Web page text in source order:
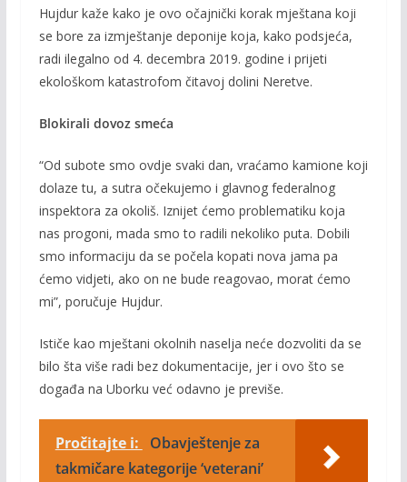
Hujdur kaže kako je ovo očajnički korak mještana koji
se bore za izmještanje deponije koja, kako podsjeća,
radi ilegalno od 4. decembra 2019. godine i prijeti
ekološkom katastrofom čitavoj dolini Neretve.
Blokirali dovoz smeća
“Od subote smo ovdje svaki dan, vraćamo kamione koji
dolaze tu, a sutra očekujemo i glavnog federalnog
inspektora za okoliš. Iznijet ćemo problematiku koja
nas progoni, mada smo to radili nekoliko puta. Dobili
smo informaciju da se počela kopati nova jama pa
ćemo vidjeti, ako on ne bude reagovao, morat ćemo
mi”, poručuje Hujdur.
Ističe kao mještani okolnih naselja neće dozvoliti da se
bilo šta više radi bez dokumentacije, jer i ovo što se
događa na Uborku već odavno je previše.
Pročitajte i:
Obavještenje za
takmičare kategorije ‘veterani’